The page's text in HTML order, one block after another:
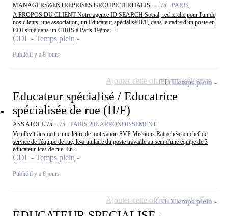
MANAGERS&ENTREPRISES GROUPE TERTIALIS - - 75 - PARIS
A PROPOS DU CLIENT Notre agence ID SEARCH Social, recherche pour l'un de
nos clients, une association, un Educateur spécialisé H/F, dans le cadre d'un poste en
CDI situé dans un CHRS à Paris 19ème....
CDI - Temps plein
Publié il y a 8 jours
Educateur spécialisé / Educatrice
spécialisée de rue (H/F)
ASS ATOLL 75 - 75 - PARIS 20E ARRONDISSEMENT
Veuillez transmettre une lettre de motivation SVP Missions Rattaché-e au chef de
service de l'équipe de rue, le-a titulaire du poste travaille au sein d'une équipe de 3
éducateur-ices de rue. En...
CDI - Temps plein
Publié il y a 8 jours
CDITemps plein
Ajouter cette offre à ma sélection
CDDTemps plein
Ajouter cette offre à ma sélection